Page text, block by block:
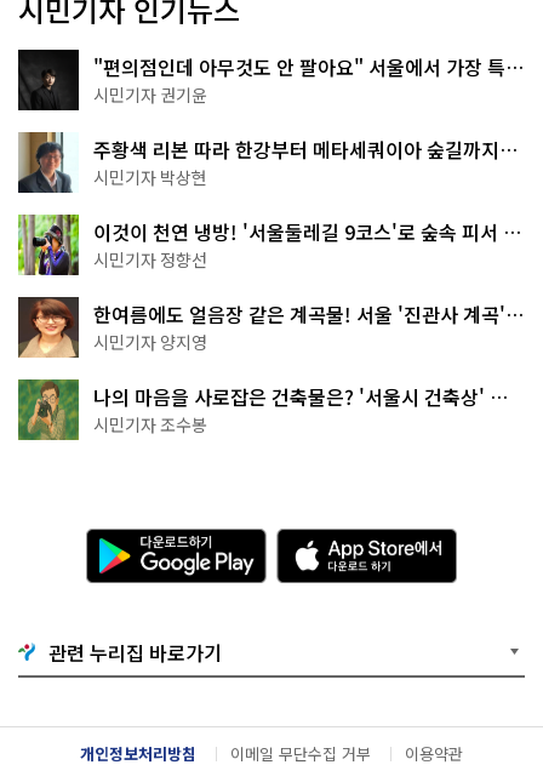
시민기자 인기뉴스
"편의점인데 아무것도 안 팔아요" 서울에서 가장 특별
한 편의점의 정체
시민기자 권기윤
주황색 리본 따라 한강부터 메타세쿼이아 숲길까지…
서울둘레길 15코스
시민기자 박상현
이것이 천연 냉방! '서울둘레길 9코스'로 숲속 피서 떠
나볼까
시민기자 정향선
한여름에도 얼음장 같은 계곡물! 서울 '진관사 계곡'이
천국이네~
시민기자 양지영
나의 마음을 사로잡은 건축물은? '서울시 건축상' 수
상작 공개!
시민기자 조수봉
다
운
로
기
G
o
g
l
A
p
p
e
서
다
관련 누리집 바로가기
개인정보처리방침 이메일 무단수집 거부 이용약관